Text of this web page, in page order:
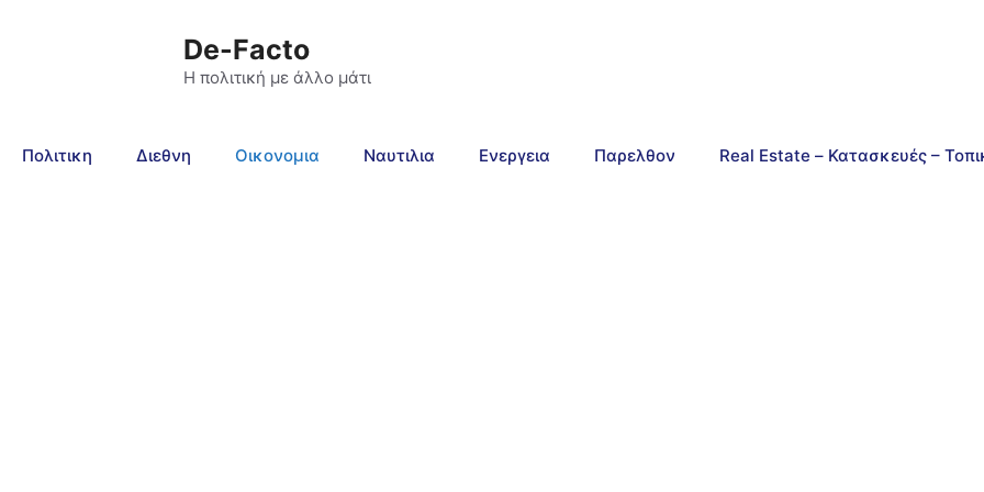
De-Facto
Η πολιτική με άλλο μάτι
Πολιτικη Διεθνη Οικονομια Ναυτιλια Ενεργεια Παρελθον Real Estate – Κατασκευές –